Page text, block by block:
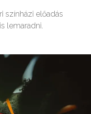
színházi előadás
lemaradni.